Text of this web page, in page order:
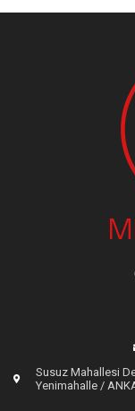
Susuz Mahallesi
Yenimahalle /